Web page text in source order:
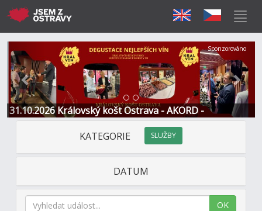
31.10.2026 Královský košt Ostrava - AKORD -
Restaurace a Hotel
Předchozí Další
Sponzorováno
KATEGORIE SLUŽBY
DATUM
OK